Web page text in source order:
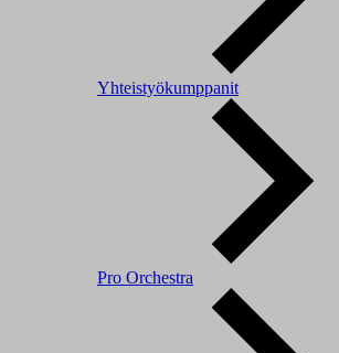
Yhteistyökumppanit
Pro Orchestra